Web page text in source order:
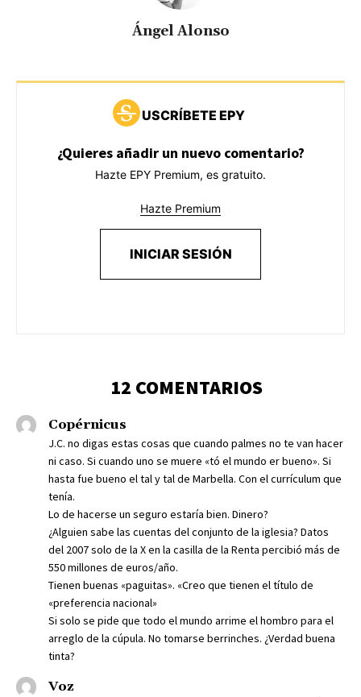
Ángel Alonso
USCRÍBETE EPY
¿Quieres añadir un nuevo comentario?
Hazte EPY Premium, es gratuito.
Hazte Premium
INICIAR SESIÓN
12 COMENTARIOS
Copérnicus
J.C. no digas estas cosas que cuando palmes no te van hacer
ni caso. Si cuando uno se muere «tó el mundo er bueno». Si
hasta fue bueno el tal y tal de Marbella. Con el currículum que
tenía.
Lo de hacerse un seguro estaría bien. Dinero?
¿Alguien sabe las cuentas del conjunto de la iglesia? Datos
del 2007 solo de la X en la casilla de la Renta percibió más de
550 millones de euros/año.
Tienen buenas «paguitas». «Creo que tienen el título de
«preferencia nacional»
Si solo se pide que todo el mundo arrime el hombro para el
arreglo de la cúpula. No tomarse berrinches. ¿Verdad buena
tinta?
Voz